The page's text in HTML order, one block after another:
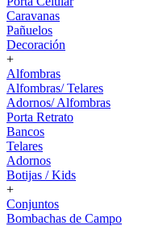
Caravanas
Pañuelos
Decoración
+
Alfombras
Alfombras/ Telares
Adornos/ Alfombras
Porta Retrato
Bancos
Telares
Adornos
Botijas / Kids
+
Conjuntos
Bombachas de Campo